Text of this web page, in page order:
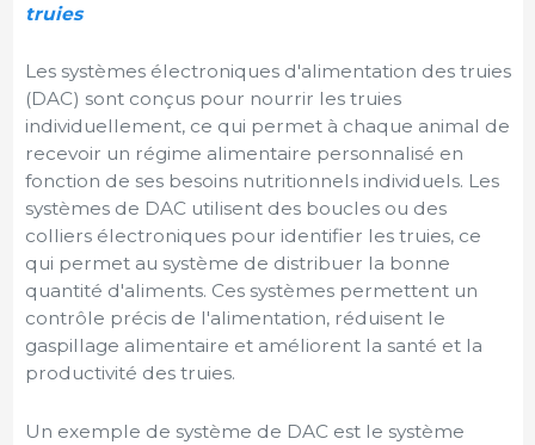
truies
Les systèmes électroniques d'alimentation des truies
(DAC) sont conçus pour nourrir les truies
individuellement, ce qui permet à chaque animal de
recevoir un régime alimentaire personnalisé en
fonction de ses besoins nutritionnels individuels. Les
systèmes de DAC utilisent des boucles ou des
colliers électroniques pour identifier les truies, ce
qui permet au système de distribuer la bonne
quantité d'aliments. Ces systèmes permettent un
contrôle précis de l'alimentation, réduisent le
gaspillage alimentaire et améliorent la santé et la
productivité des truies.
Un exemple de système de DAC est le système